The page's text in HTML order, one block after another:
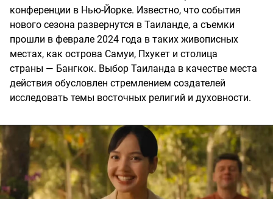
конференции в Нью-Йорке. Известно, что события
нового сезона развернутся в Таиланде, а съемки
прошли в феврале 2024 года в таких живописных
местах, как острова Самуи, Пхукет и столица
страны — Бангкок. Выбор Таиланда в качестве места
действия обусловлен стремлением создателей
исследовать темы восточных религий и духовности.